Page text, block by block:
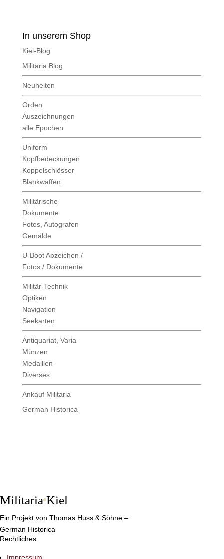
In unserem Shop
Kiel-Blog
Militaria Blog
Neuheiten
Orden
Auszeichnungen
alle Epochen
Uniform
Kopfbedeckungen
Koppelschlösser
Blankwaffen
Militärische
Dokumente
Fotos, Autografen
Gemälde
U-Boot Abzeichen /
Fotos / Dokumente
Militär-Technik
Optiken
Navigation
Seekarten
Antiquariat, Varia
Münzen
Medaillen
Diverses
Ankauf Militaria
German Historica
Militaria Kiel
Ein Projekt von Thomas Huss & Söhne –
German Historica
Rechtliches